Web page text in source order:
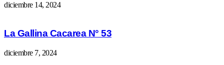
diciembre 14, 2024
La Gallina Cacarea N° 53
diciembre 7, 2024